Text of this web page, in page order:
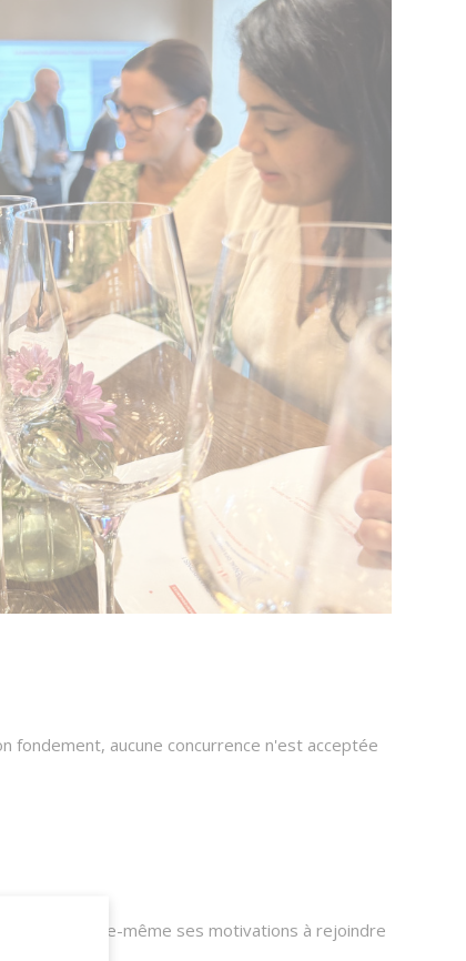
fondement, aucune concurrence n'est acceptée
exprimer elle-même ses motivations à rejoindre